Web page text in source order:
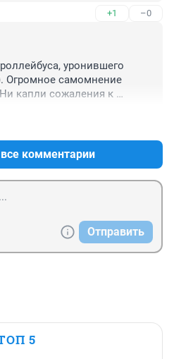
заговор против
грохотом упала, вскочила
отряхнулась, взялась за
+1 –0
уронившего
Огромное самомнение
капли сожаления к
комментарии
Отправить
5